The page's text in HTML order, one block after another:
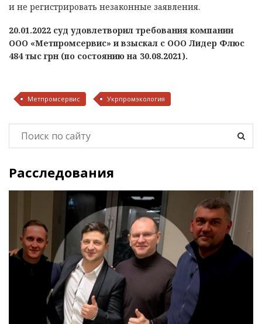
и не регистрировать незаконные заявления.
20.01.2022 суд удовлетворил требования компании
ООО «Метпромсервис» и взыскал с ООО Лидер Флюс
484 тыс грн (по состоянию на 30.08.2021).
Метпромсервис Укрпромэкология
Расследования